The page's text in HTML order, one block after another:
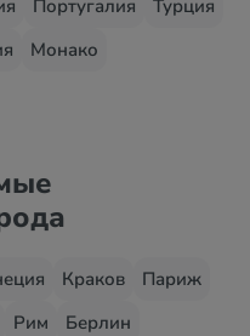
Португалия
Турция
Монако
Краков
Париж
Рим
Берлин